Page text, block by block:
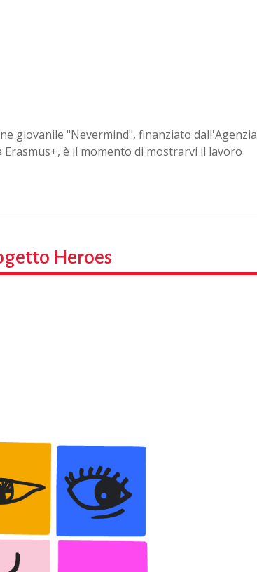
giovanile "Nevermind", finanziato dall'Agenzia
è il momento di mostrarvi il lavoro
Heroes